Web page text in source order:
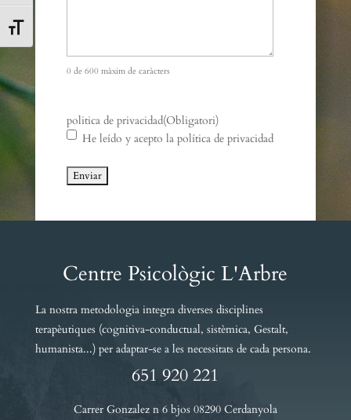
Toggle Font size
0 de 600 màxim de caràcters
politica de privacidad(Obligatori)
He leído y acepto la política de privacidad
Centre Psicològic L'Arbre
La nostra metodologia integra diverses disciplines
terapèutiques (cognitiva-conductual, sistèmica, Gestalt,
humanista...) per adaptar-se a les necessitats de cada persona.
651 920 221
Carrer Gonzalez n 6 bjos 08290 Cerdanyola